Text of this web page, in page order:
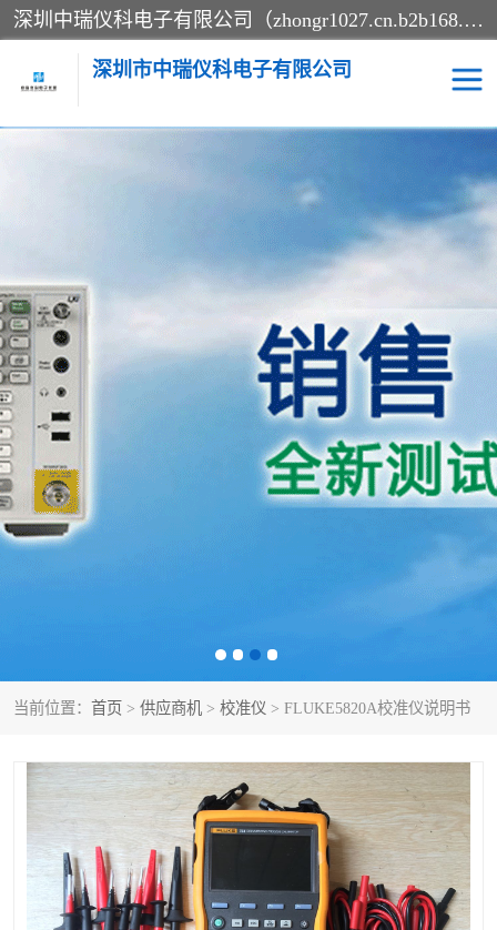
深圳中瑞仪科电子有限公司（zhongr1027.cn.b2b168.com）主要从事回收二手仪器，工厂仪器，回收示波器，KeysightE4980A，FLUKE754，MT8852B，IFR3920，Agilent N4010A，MT8852B等业务，全国统一热线：13570873835。深圳中瑞仪科电子有限公司整批或单出，专业评估高价回收工厂闲置仪器。
深圳市中瑞仪科电子有限公司
当前位置： 首页 > 供应商机 > 校准仪 > FLUKE5820A校准仪说明书
测试仪
信号发生器
电阻-功率计 频谱分析仪
万用表 综合测试仪
蓝牙测试仪 网络分析仪
过程校验仪 电桥测试仪
泰克示波器
函数信号发生器
校准仪 阻抗分析仪